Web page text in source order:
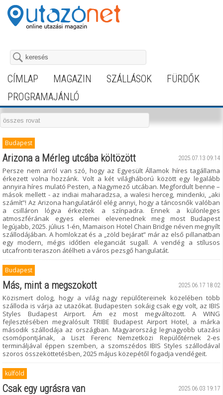
CÍMLAP MAGAZIN SZÁLLÁSOK
FÜRDŐK
PROGRAMAJÁNLÓ
Budapest
2025.07.13 09:14
Arizona a Mérleg utcába költözött
Persze nem arról van szó, hogy az Egyesült Államok híres tagállama
érkezett volna hozzánk. Volt a két világháború között egy legalább
annyira híres mulató Pesten, a Nagymező utcában. Megfordult benne –
mások mellett - az indiai maharadzsa, a walesi herceg, mindenki, „aki
számít”! Az Arizona hangulatáról elég annyi, hogy a táncosnők valóban
a csilláron lógva érkeztek a színpadra. Ennek a különleges
atmoszférának egyes elemei elevenednek meg most Budapest
legújabb, 2025. július 1-én, Mamaison Hotel Chain Bridge néven megnyílt
szállodájában. A homlokzat és a „zöld bejárat” már az első pillanatban
egy modern, mégis időtlen eleganciát sugall. A vendég a stílusos
utcafronti teraszon átélheti a város pezsgő hangulatát.
Budapest
2025.06.17 18:02
Más, mint a megszokott
Közismert dolog, hogy a világ nagy repülőtereinek közelében több
szálloda is várja az utazókat. Budapesten sokáig csak egy volt, az IBIS
Styles Budapest Airport. Ám ez most megváltozott. A WING
fejlesztésében megvalósult TRIBE Budapest Airport Hotel, a márka
második szállodája az országban. Magyarország legnagyobb utazási
csomópontjának, a Liszt Ferenc Nemzetközi Repülőtérnek 2-es
termináljával éppen szemben, a szomszédos IBIS Styles szállodával
szoros összeköttetésben, 2025 május közepétől fogadja vendégeit.
külföld
2025.06.03 19:17
Csak egy ugrásra van